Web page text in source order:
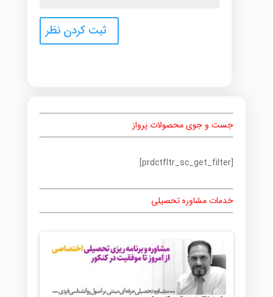
جست و جوی محصولات پرواز
[prdctfltr_sc_get_filter]
خدمات مشاوره تحصیلی